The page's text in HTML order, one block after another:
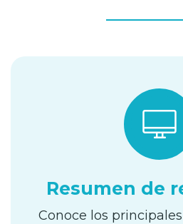
Resumen de
Conoce los